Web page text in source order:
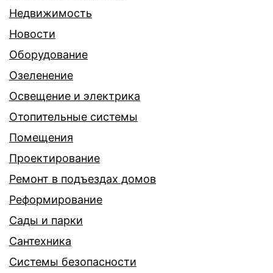
Недвижимость
Новости
Оборудование
Озеленение
Освещение и электрика
Отопительные системы
Помещения
Проектирование
Ремонт в подъездах домов
Реформирование
Сады и парки
Сантехника
Системы безопасности